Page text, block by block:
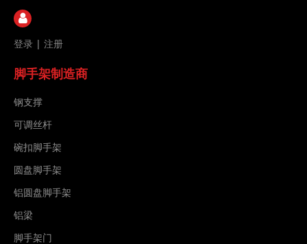
登录 | 注册
脚手架制造商
钢支撑
可调丝杆
碗扣脚手架
圆盘脚手架
铝圆盘脚手架
铝梁
脚手架门